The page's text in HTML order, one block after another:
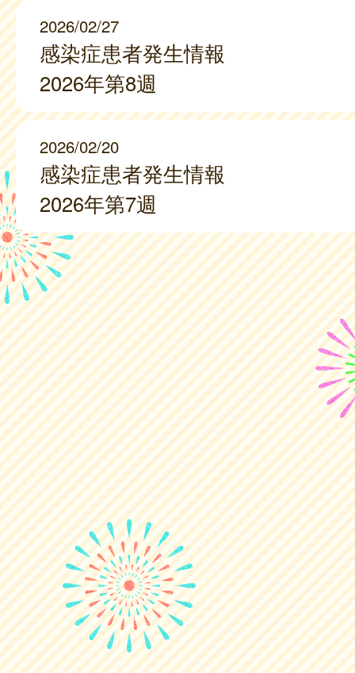
2026/02/27
感染症患者発生情報
2026年第8週
2026/02/20
感染症患者発生情報
2026年第7週